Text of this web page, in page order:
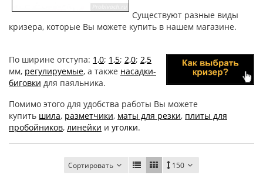
Существуют разные виды
кризера, которые Вы можете купить в нашем магазине.
По ширине отступа: 1,0; 1,5; 2,0; 2,5
мм, регулируемые, а также насадки-
биговки для паяльника.
Помимо этого для удобства работы Вы можете
купить шила, разметчики, маты для резки, плиты для
пробойников, линейки и уголки.
Сортировать 150